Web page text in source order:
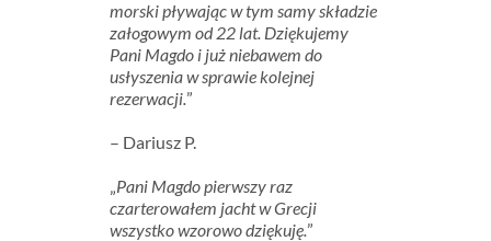
morski pływając w tym samy składzie
załogowym od 22 lat. Dziękujemy
Pani Magdo i już niebawem do
usłyszenia w sprawie kolejnej
rezerwacji.”
– Dariusz P.
„Pani Magdo pierwszy raz
czarterowałem jacht w Grecji
wszystko wzorowo dziękuję.”